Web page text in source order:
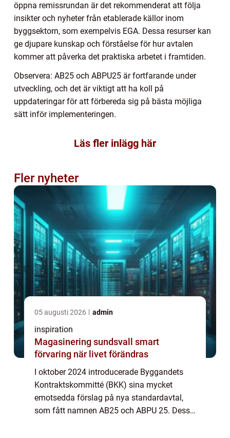
öppna remissrundan är det rekommenderat att följa
insikter och nyheter från etablerade källor inom
byggsektorn, som exempelvis EGA. Dessa resurser kan
ge djupare kunskap och förståelse för hur avtalen
kommer att påverka det praktiska arbetet i framtiden.
Observera: AB25 och ABPU25 är fortfarande under
utveckling, och det är viktigt att ha koll på
uppdateringar för att förbereda sig på bästa möjliga
sätt inför implementeringen.
Läs fler inlägg här
Fler nyheter
05 augusti 2026 admin
inspiration
Magasinering sundsvall smart
förvaring när livet förändras
I oktober 2024 introducerade Byggandets
Kontraktskommitté (BKK) sina mycket
emotsedda förslag på nya standardavtal,
som fått namnen AB25 och ABPU 25. Dessa